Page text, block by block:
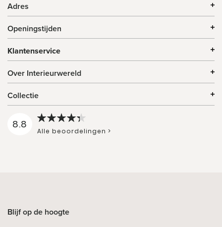
Adres
Openingstijden
Klantenservice
Over Interieurwereld
Collectie
8.8
Alle beoordelingen >
Blijf op de hoogte